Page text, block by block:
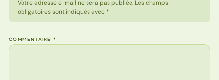
Votre adresse e-mail ne sera pas publiée. Les champs
obligatoires sont indiqués avec *
COMMENTAIRE *